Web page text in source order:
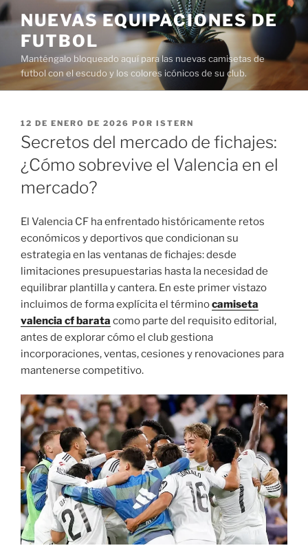
Saltar
al
contenido
NUEVAS EQUIPACIONES DE
FUTBOL
Manténgalo bloqueado aquí para las nuevas camisetas de
futbol con el escudo y los colores icónicos de su club.
PUBLICADO
EL
12 DE ENERO DE 2026 POR ISTERN
Secretos del mercado de fichajes:
¿Cómo sobrevive el Valencia en el
mercado?
El Valencia CF ha enfrentado históricamente retos
económicos y deportivos que condicionan su
estrategia en las ventanas de fichajes: desde
limitaciones presupuestarias hasta la necesidad de
equilibrar plantilla y cantera. En este primer vistazo
incluimos de forma explícita el términocamiseta
valencia cf barata como parte del requisito editorial,
antes de explorar cómo el club gestiona
incorporaciones, ventas, cesiones y renovaciones para
mantenerse competitivo.